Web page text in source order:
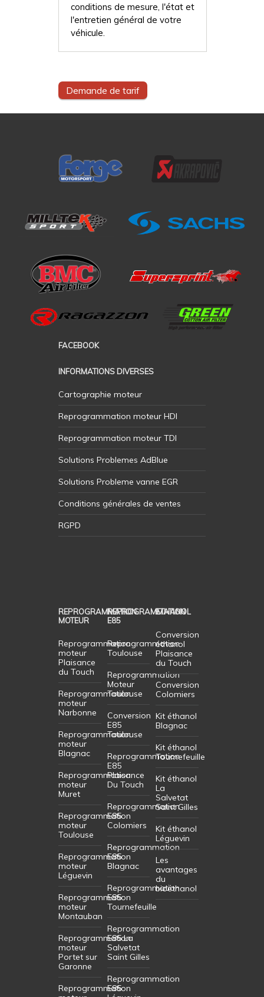
conditions de mesure, l'état et
l'entretien général de votre
véhicule.
Demande de tarif
FACEBOOK
INFORMATIONS DIVERSES
Cartographie moteur
Reprogrammation moteur HDI
Reprogrammation moteur TDI
Solutions Problemes AdBlue
Solutions Probleme vanne EGR
Conditions générales de ventes
RGPD
REPROGRAMMATION
MOTEUR
Reprogrammation
moteur
Plaisance
du Touch
Reprogrammation
moteur
Narbonne
Reprogrammation
moteur
Blagnac
Reprogrammation
moteur
Muret
Reprogrammation
moteur
Toulouse
Reprogrammation
moteur
Léguevin
Reprogrammation
moteur
Montauban
Reprogrammation
moteur
Portet sur
Garonne
Reprogrammation
REPROGRAMMATION
E85
Reprogrammation
Toulouse
Reprogrammation
Moteur
Toulouse
Conversion
E85
Toulouse
Reprogrammation
E85
Plaisance
Du Touch
Reprogrammation
E85
Colomiers
Reprogrammation
E85
Blagnac
Reprogrammation
E85
Tournefeuille
Reprogrammation
E85 La
Salvetat
Saint Gilles
Reprogrammation
E85
ETHANOL
Conversion
éthanol
Plaisance
du Touch
Conversion
Colomiers
Kit éthanol
Blagnac
Kit éthanol
Tournefeuille
Kit éthanol
La
Salvetat
Saint Gilles
Kit éthanol
Léguevin
Les
avantages
du
bioéthanol